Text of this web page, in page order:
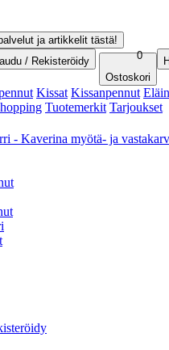
ja artikkelit tästä!
/ Rekisteröidy
0
Ostoskori
Kissat Kissanpennut
Tuotemerkit Tarjoukset